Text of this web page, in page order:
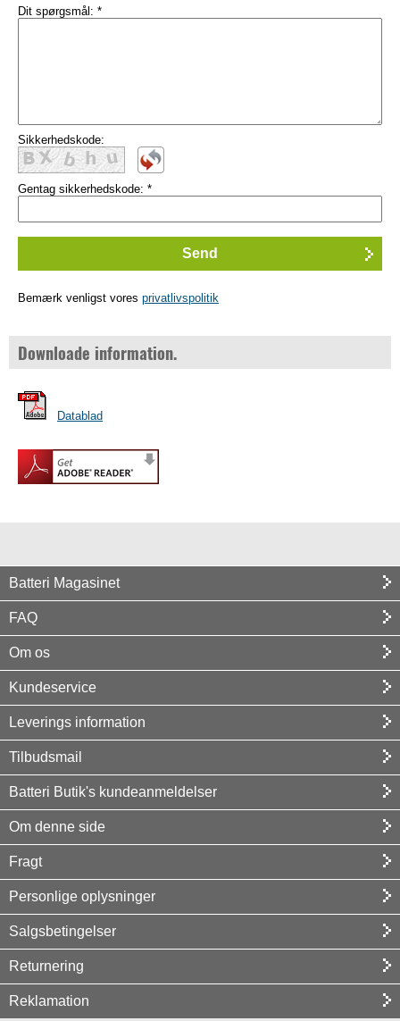
Dit spørgsmål: *
Sikkerhedskode:
Gentag sikkerhedskode: *
Bemærk venligst vores privatlivspolitik
Downloade information.
Datablad
Batteri Magasinet
FAQ
Om os
Kundeservice
Leverings information
Tilbudsmail
Batteri Butik's kundeanmeldelser
Om denne side
Fragt
Personlige oplysninger
Salgsbetingelser
Returnering
Reklamation